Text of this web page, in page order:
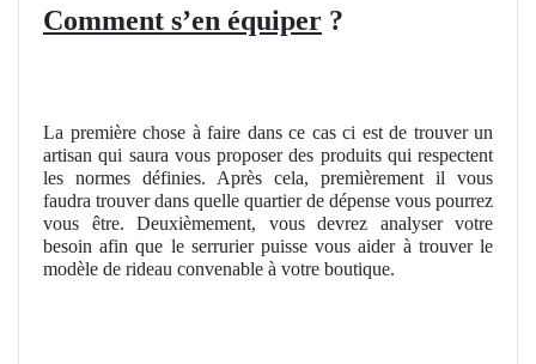
Comment s’en équiper ?
La première chose à faire dans ce cas ci est de trouver un
artisan qui saura vous proposer des produits qui respectent
les normes définies. Après cela, premièrement il vous
faudra trouver dans quelle quartier de dépense vous pourrez
vous être. Deuxièmement, vous devrez analyser votre
besoin afin que le serrurier puisse vous aider à trouver le
modèle de rideau convenable à votre boutique.